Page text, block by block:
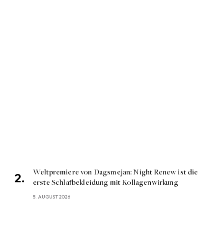
Weltpremiere von Dagsmejan: Night Renew ist die
erste Schlafbekleidung mit Kollagenwirkung
5. AUGUST 2026